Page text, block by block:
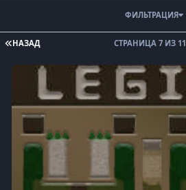
ПЕРВАЯ СТРАНИЦА
НАЗАД СТРАНИЦА 7 ИЗ 11
ФИЛЬТРАЦИЯ